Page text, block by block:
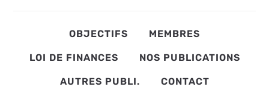
OBJECTIFS MEMBRES
LOI DE FINANCES NOS PUBLICATIONS
AUTRES PUBLI. CONTACT